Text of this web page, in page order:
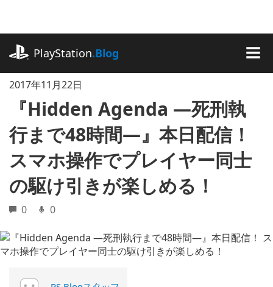
に
キ
ッ
プ
PlayStation.Blog
2017年11月22日
『Hidden Agenda ―死刑執
行まで48時間―』本日配信！
スマホ操作でプレイヤー同士
の駆け引きが楽しめる！
0 0